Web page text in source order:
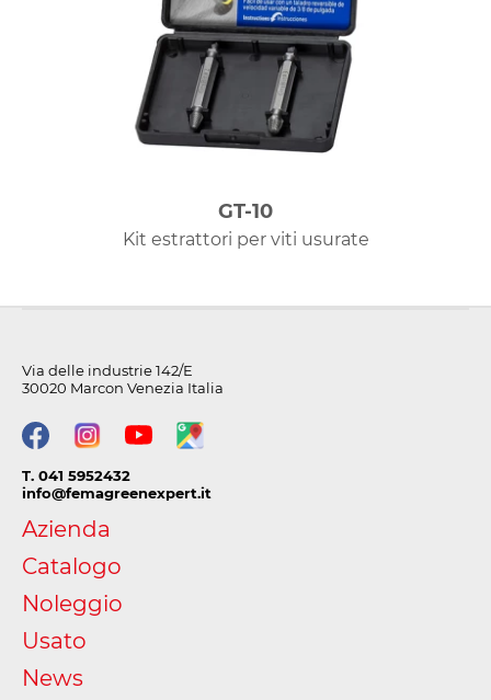
GT-10
Kit estrattori per viti usurate
Via delle industrie 142/E
30020 Marcon Venezia Italia
T. 041 5952432
info@femagreenexpert.it
Azienda
Catalogo
Noleggio
Usato
News